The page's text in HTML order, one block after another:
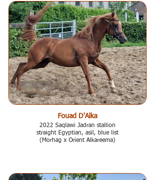
Fouad D'Alka
2022 Saqlawi Jadran stallion
straight Egyptian, asil, blue list
(Morhag x Orient Alkareema)